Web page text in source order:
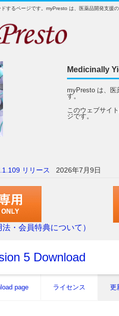
するページです。myPresto は、医薬品開発支援
Medicinally
myPresto は、医
す。
このウェブサイ
ジです。
リリース 2026年7月9日
・会員特典について）
5 Download
page ライセンス 更